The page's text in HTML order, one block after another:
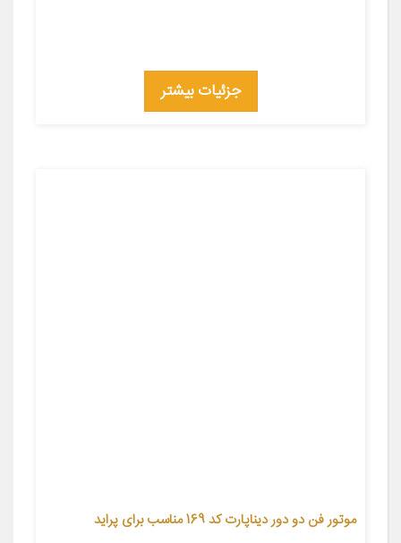
جزئیات بیشتر
موتور فن دو دور دیناپارت کد 169 مناسب برای پراید